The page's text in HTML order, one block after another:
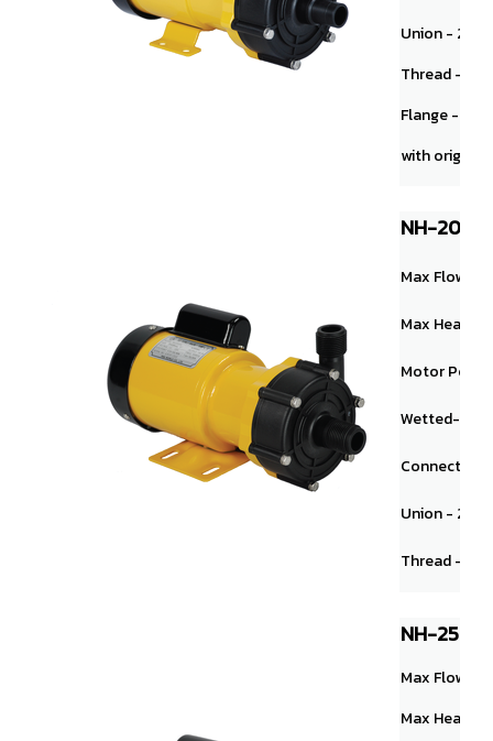
Union - 20A
Thread - NPT
Flange -
with original
NH-
Max Flow：
Max Head：
Motor Power
Wetted-end
Connection
Union - 20A
Thread -
NH-
Max Flow：
Max Head：